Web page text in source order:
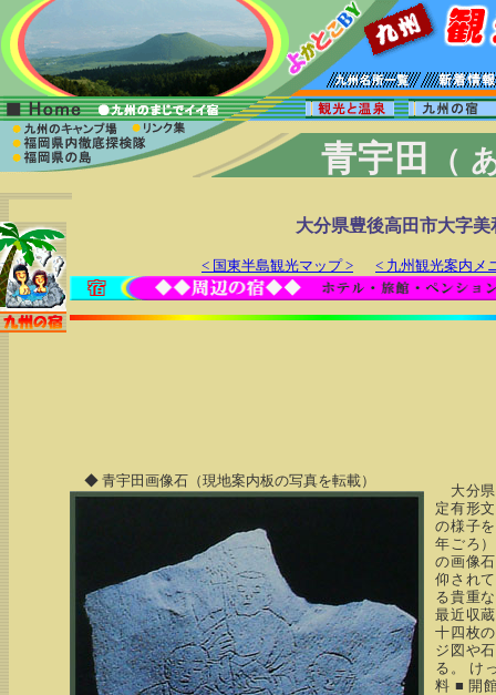
青宇田 （
大分県豊後高田市大字美
< 国東半島観光マップ > < 九州観光案内メ
◆ 青宇田画像石（現地案内板の写真を転載）
大分県
定有形
の様子
年ごろ
の画像
仰され
る貴重
最近収
十四枚
ジ図や
る。 け
料 ■ 開